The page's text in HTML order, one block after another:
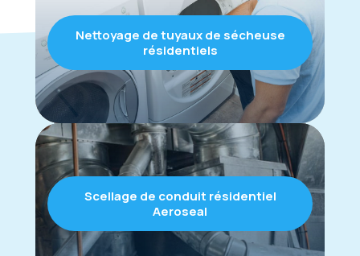
Nettoyage de tuyaux de sécheuse
résidentiels
Scellage de conduit résidentiel
Aeroseal